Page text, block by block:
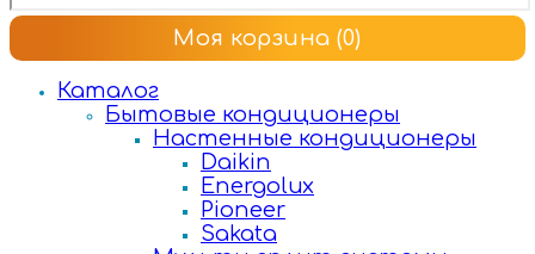
Моя корзина (0)
Каталог
Бытовые кондиционеры
Настенные кондиционеры
Daikin
Energolux
Pioneer
Sakata